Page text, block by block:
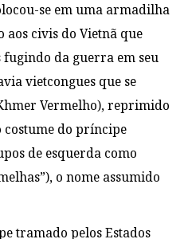
se em uma armadilha
civis do Vietnã que
da guerra em seu
vietcongues que se
Vermelho), reprimido
costume do príncipe
de esquerda como
o nome assumido
tramado pelos Estados